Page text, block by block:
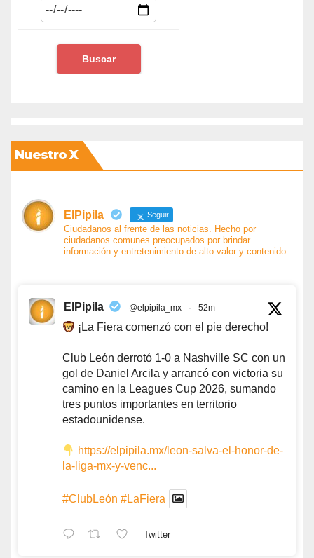
Nuestro X
ElPipila Seguir
Ciudadanos al frente de las noticias. Hecho por
ciudadanos comunes preocupados por brindar
información y entretenimiento de alto valor y contenido.
ElPipila @elpipila_mx · 52m
¡La Fiera comenzó con el pie derecho!
Club León derrotó 1-0 a Nashville SC con un
gol de Daniel Arcila y arrancó con victoria su
camino en la Leagues Cup 2026, sumando
tres puntos importantes en territorio
estadounidense.
https://elpipila.mx/leon-salva-el-honor-de-
la-liga-mx-y-venc...
#ClubLeón #LaFiera
Twitter